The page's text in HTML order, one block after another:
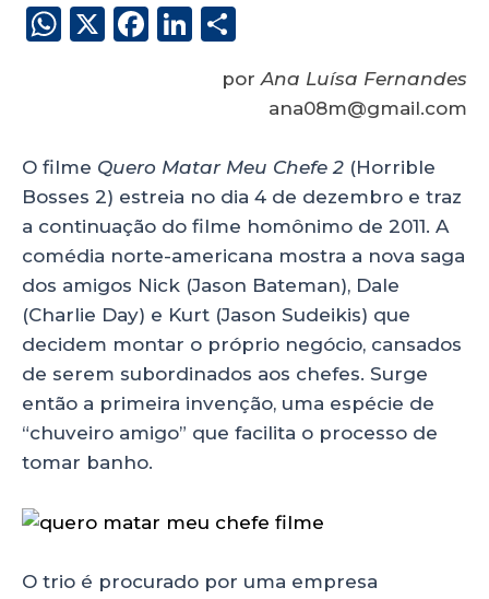
W
A
p
p
X
F
b
o
o
k
Li
dI
n
a
re
por Ana Luísa Fernandes
ana08m@gmail.com
O filme Quero Matar Meu Chefe 2 (Horrible
Bosses 2) estreia no dia 4 de dezembro e traz
a continuação do filme homônimo de 2011. A
comédia norte-americana mostra a nova saga
dos amigos Nick (Jason Bateman), Dale
(Charlie Day) e Kurt (Jason Sudeikis) que
decidem montar o próprio negócio, cansados
de serem subordinados aos chefes. Surge
então a primeira invenção, uma espécie de
“chuveiro amigo” que facilita o processo de
tomar banho.
O trio é procurado por uma empresa